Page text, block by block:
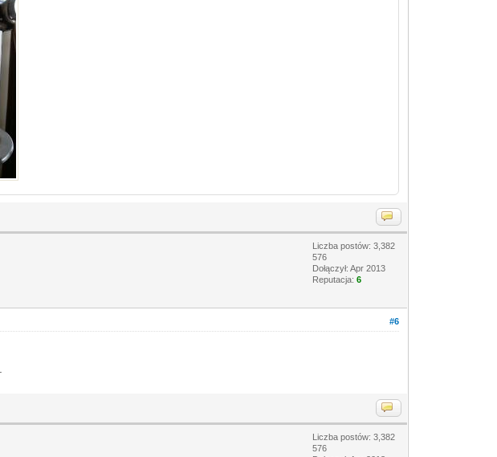
Liczba postów: 3,382
576
Dołączył: Apr 2013
Reputacja:6
#6
Liczba postów: 3,382
576